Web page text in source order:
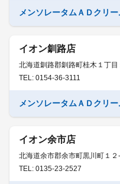
メンソレータムＡＤクリ
イオン釧路店
北海道釧路郡釧路町桂木１丁目
TEL: 0154-36-3111
メンソレータムＡＤクリ
イオン余市店
北海道余市郡余市町黒川町１２
TEL: 0135-23-2527